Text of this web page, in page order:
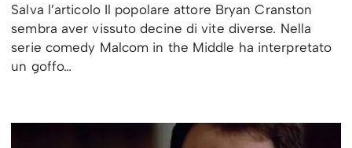
Salva l’articolo Il popolare attore Bryan Cranston
sembra aver vissuto decine di vite diverse. Nella
serie comedy Malcom in the Middle ha interpretato
un goffo…